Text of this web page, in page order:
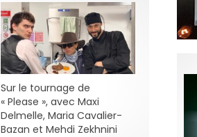
Sur le tournage de
« Please », avec Maxi
Delmelle, Maria Cavalier-
Bazan et Mehdi Zekhnini